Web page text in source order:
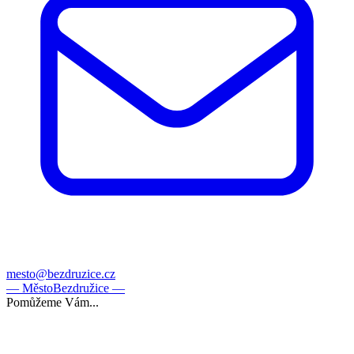
mesto@bezdruzice.cz
— MěstoBezdružice —
Pomůžeme Vám...